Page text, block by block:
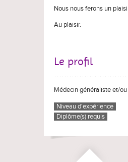
Nous nous ferons un
Au plaisir.
Le profil
Médecin généraliste et/
Niveau d'expérience
Diplôme(s) requis